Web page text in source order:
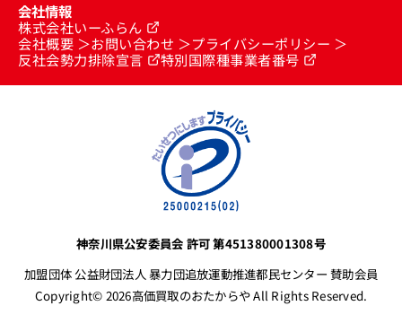
会社情報
株式会社いーふらん
会社概要
お問い合わせ
プライバシーポリシー
反社会勢力排除宣言
特別国際種事業者番号
神奈川県公安委員会 許可 第451380001308号
加盟団体 公益財団法人 暴力団追放運動推進都民センター 賛助会員
Copyright© 2026高価買取のおたからや All Rights Reserved.